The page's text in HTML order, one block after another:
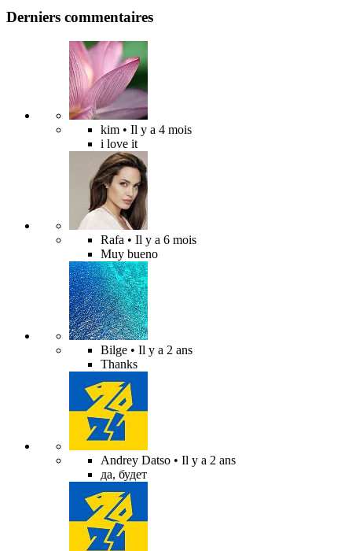
Derniers commentaires
kim • Il y a 4 mois
i love it
Rafa • Il y a 6 mois
Muy bueno
Bilge • Il y a 2 ans
Thanks
Andrey Datso • Il y a 2 ans
да, будет